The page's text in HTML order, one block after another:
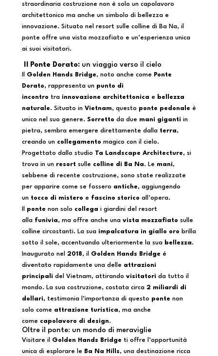
straordinaria costruzione non è solo un capolavoro
architettonico ma anche un simbolo di bellezza e
innovazione. Situato nel resort sulle colline di Ba Na, il
ponte offre una vista mozzafiato e un’esperienza unica
ai suoi visitatori.
Il Ponte Dorato: un viaggio verso il cielo
Golden Hands Bridge, noto anche come
Ponte
Dorato, rappresenta un punto di
incontro tra innovazione architettonica e
bellezza
naturale. Situato in Vietnam, questo ponte pedonale è
unico nel suo genere. Sorretto da due mani giganti in
pietra, sembra emergere direttamente dalla terra,
creando un collegamento magico con il cielo.
Progettato dallo studio Ta Landscape Architecture, si
trova in un resortsulle colline di Ba Na. Le mani,
sebbene di recente costruzione, sono state realizzate
per apparire come se fossero antiche, aggiungendo
un tocco di mistero e fascino storico all’opera.
ponte non solo collega i giardini del resort
alla funivia, ma offre anche una vista mozzafiato sulle
colline circostanti. La sua impalcatura in giallo oro brilla
sotto il sole, accentuando ulteriormente la sua bellezza.
Inaugurato nel 2018, il Golden Hands Bridge è
diventato rapidamente una delle attrazioni
principali del Vietnam, attirando visitatori da tutto il
mondo. La sua costruzione, costata circa 2 miliardi di
dollari, testimonia l’importanza di questo ponte non
solo come attrazione turistica, ma anche
come capolavoro di design.
Oltre il ponte: un mondo di meraviglie
Visitare il Golden Hands Bridge ti offre l’opportunità
unica di esplorare le
Ba Na Hills, una destinazione ricca